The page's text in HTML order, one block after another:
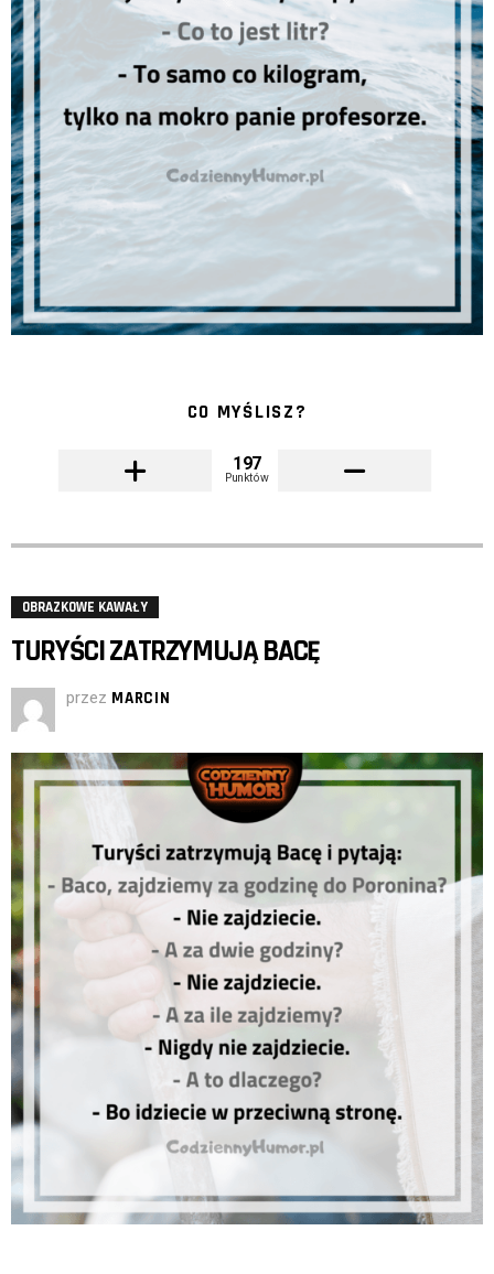
CO MYŚLISZ?
197
Punktów
OBRAZKOWE KAWAŁY
TURYŚCI ZATRZYMUJĄ BACĘ
przez MARCIN